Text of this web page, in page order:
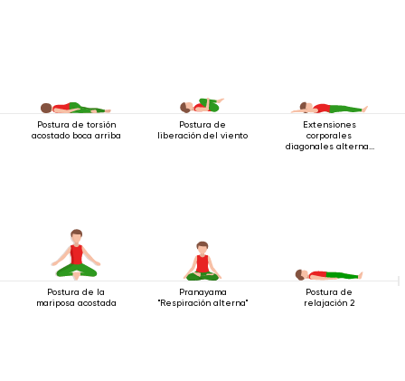
Postura de torsión
acostado boca arriba
Postura de
liberación del viento
Extensiones
corporales
diagonales alternas
Postura de la
mariposa acostada
Pranayama
"Respiración alterna"
Postura de
relajación 2